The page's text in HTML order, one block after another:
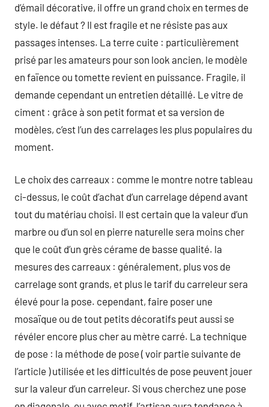
d’émail décorative, il offre un grand choix en termes de
style. le défaut ? Il est fragile et ne résiste pas aux
passages intenses. La terre cuite : particulièrement
prisé par les amateurs pour son look ancien, le modèle
en faïence ou tomette revient en puissance. Fragile, il
demande cependant un entretien détaillé. Le vitre de
ciment : grâce à son petit format et sa version de
modèles, c’est l’un des carrelages les plus populaires du
moment.
Le choix des carreaux : comme le montre notre tableau
ci-dessus, le coût d’achat d’un carrelage dépend avant
tout du matériau choisi. Il est certain que la valeur d’un
marbre ou d’un sol en pierre naturelle sera moins cher
que le coût d’un grès cérame de basse qualité. la
mesures des carreaux : généralement, plus vos de
carrelage sont grands, et plus le tarif du carreleur sera
élevé pour la pose. cependant, faire poser une
mosaïque ou de tout petits décoratifs peut aussi se
révéler encore plus cher au mètre carré. La technique
de pose : la méthode de pose ( voir partie suivante de
l’article ) utilisée et les difficultés de pose peuvent jouer
sur la valeur d’un carreleur. Si vous cherchez une pose